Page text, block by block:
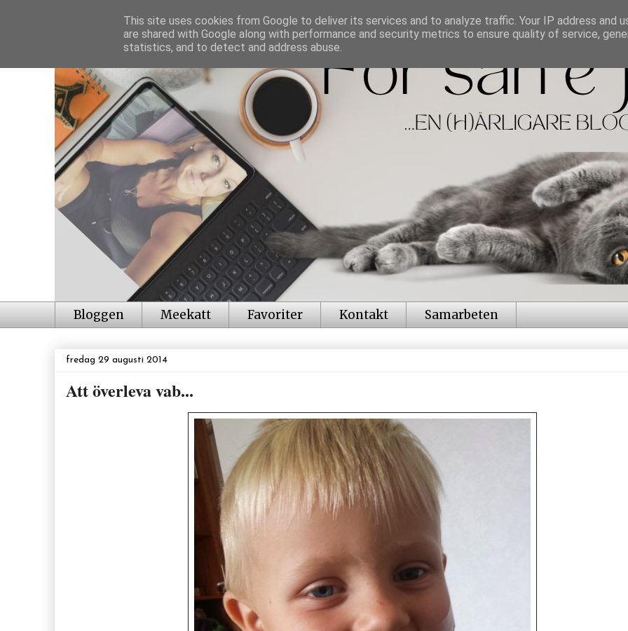
Bloggen Meekatt Favoriter Kontakt Samarbeten
fredag 29 augusti 2014
Att överleva vab...
This site uses cookies from Google to deliver its services and to analyze traffic. Your IP address and
are shared with Google along with performance and security metrics to ensure quality of service,
statistics, and to detect and address abuse.